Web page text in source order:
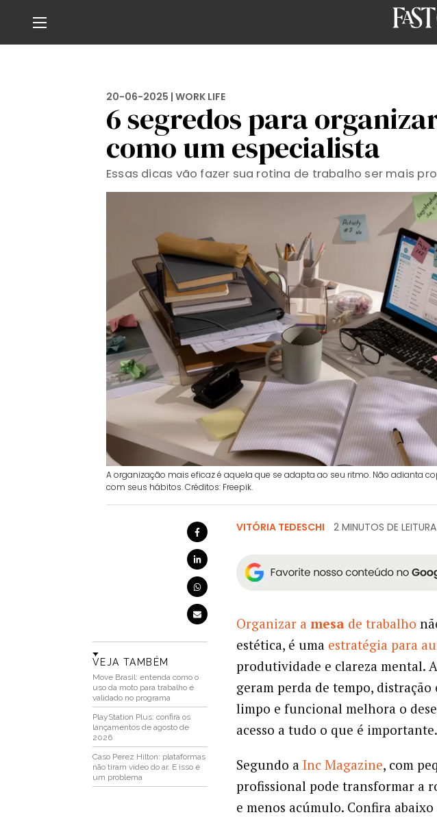
20-06-2025 | WORK LIFE
6 segredos para
como um especialista
Essas dicas vão fazer sua rotina de trabalho ser mais
A organização mais eficaz é aquela que se adapta ao seu ritmo. Não adianta
com seus hábitos. Créditos: Freepik.
VEJA TAMBÉM
Move Brasil: entenda como o
uso da moto para trabalho é
validado no programa
PlayStation Plus: confira os
lançamentos de agosto de
2026
Caso Perez Hilton: plataformas
não tiram vídeo do ar. E isso é
um problema
VITÓRIA TEDESCHI 2 MINUTOS DE LEITURA
Organizar a mesade trabalho
estética, é uma estratégia para
produtividade e clareza mental.
geram perda de tempo, distração
limpo e funcional melhora o
acesso a tudo o que é importante.
Segundo a Inc Magazine, com
profissional pode transformar a
e menos acúmulo. Confira abaixo